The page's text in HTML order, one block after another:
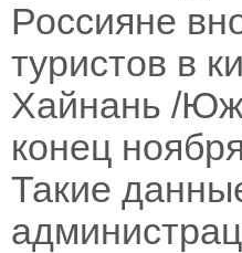
Россияне
туристов в
Хайнань /
конец
Такие